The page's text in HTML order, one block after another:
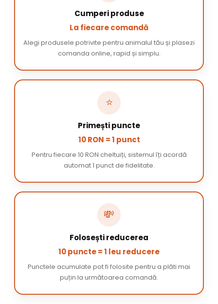
Cumperi produse
La fiecare comandă
Alegi produsele potrivite pentru animalul tău și plasezi
comanda online, rapid și simplu.
⭐
Primești puncte
10 RON = 1 punct
Pentru fiecare 10 RON cheltuiți, sistemul îți acordă
automat 1 punct de fidelitate.
💸
Folosești reducerea
10 puncte = 1 leu reducere
Punctele acumulate pot fi folosite pentru a plăti mai
puțin la următoarea comandă.